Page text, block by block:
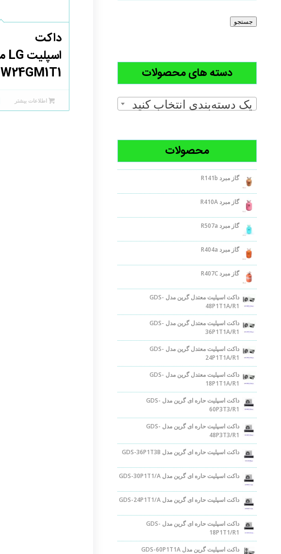
داکت
W24GM1T1
اطلاعات بیشتر
جستجو
دسته های محصولات
یک دسته‌بندی انتخاب کنید
محصولات
گاز مبرد R141b
گاز مبرد R410A
گاز مبرد R507a
گاز مبرد R404a
گاز مبرد R407C
داکت اسپلیت معتدل گرین مدل GDS-
48P1T1A/R1
داکت اسپلیت معتدل گرین مدل GDS-
36P1T1A/R1
داکت اسپلیت معتدل گرین مدل GDS-
24P1T1A/R1
داکت اسپلیت معتدل گرین مدل GDS-
18P1T1A/R1
داکت اسپلیت حاره ای گرین مدل GDS-
60P3T3/R1
داکت اسپلیت حاره ای گرین مدل GDS-
48P3T3/R1
داکت اسپلیت حاره ای گرین مدل GDS-36P1T3B
داکت اسپلیت حاره ای گرین مدل GDS-30P1T1/A
داکت اسپلیت حاره ای گرین مدل GDS-24P1T1/A
داکت اسپلیت حاره ای گرین مدل GDS-
18P1T1/R1
داکت اسپلیت گرین مدل GDS-60P1T1A